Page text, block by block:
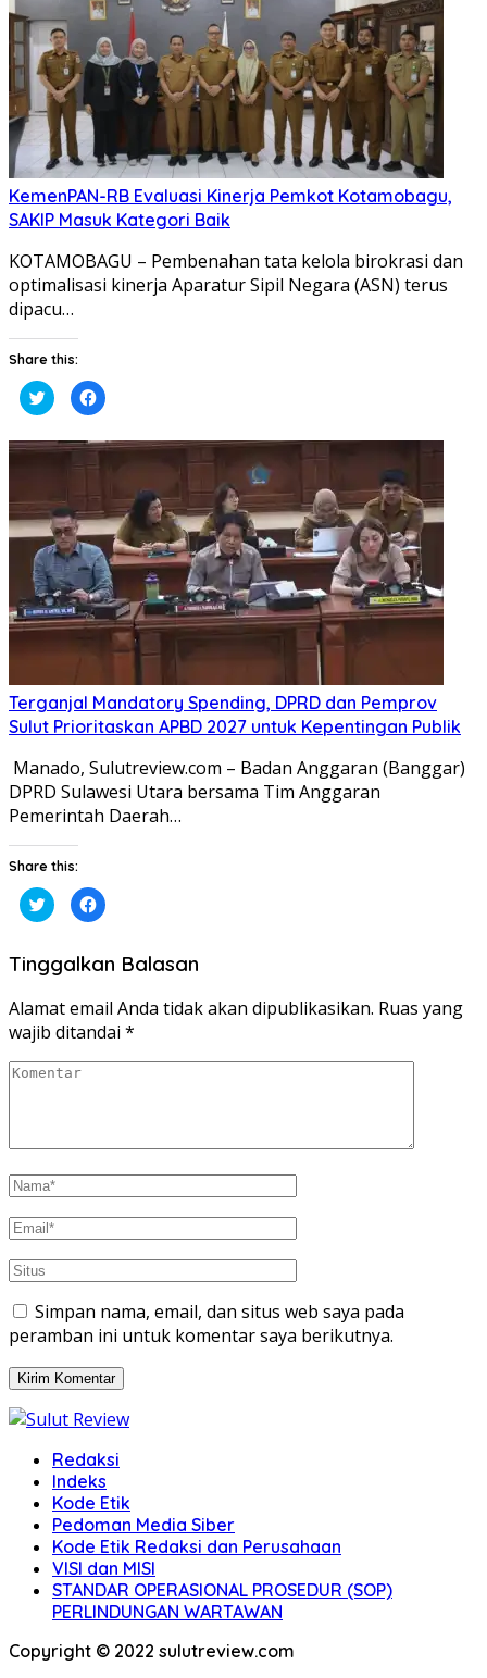
KemenPAN-RB Evaluasi Kinerja Pemkot Kotamobagu,
SAKIP Masuk Kategori Baik
KOTAMOBAGU – Pembenahan tata kelola birokrasi dan
optimalisasi kinerja Aparatur Sipil Negara (ASN) terus
dipacu…
Share this:
Klik
untuk
berbagi
Twitter(Membuka
jendela
baru)
Klik
untuk
Facebook(Membuka
baru)
Terganjal Mandatory Spending, DPRD dan Pemprov
Sulut Prioritaskan APBD 2027 untuk Kepentingan Publik
​ ​Manado, Sulutreview.com – Badan Anggaran (Banggar)
DPRD Sulawesi Utara bersama Tim Anggaran
Pemerintah Daerah…
Share this:
Klik
untuk
berbagi
Twitter(Membuka
di
jendela
baru)
Klik
untuk
Facebook(Membuka
di
baru)
Tinggalkan Balasan
Alamat email Anda tidak akan dipublikasikan. Ruas yang
wajib ditandai *
Simpan nama, email, dan situs web saya pada
peramban ini untuk komentar saya berikutnya.
Redaksi
Indeks
Kode Etik
Pedoman Media Siber
Kode Etik Redaksi dan Perusahaan
VISI dan MISI
STANDAR OPERASIONAL PROSEDUR (SOP)
PERLINDUNGAN WARTAWAN
Copyright © 2022 sulutreview.com